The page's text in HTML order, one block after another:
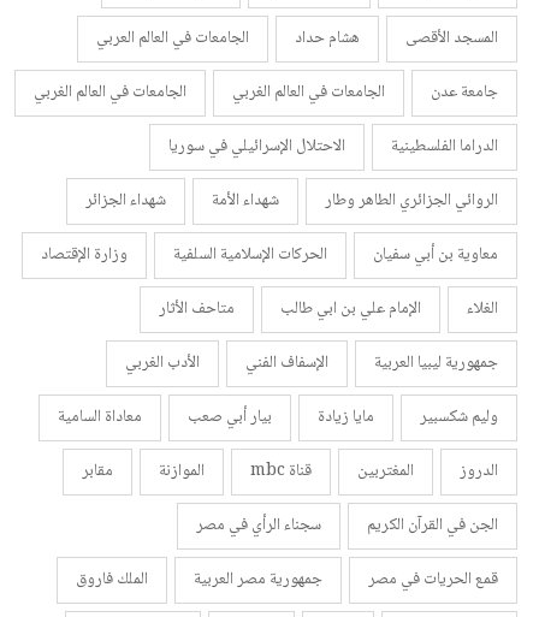
المسجد الأقصى
هشام حداد
الجامعات في العالم العربي
جامعة عدن
الجامعات في العالم الغربي
الجامعات في العالم الغربي
الدراما الفلسطينية
الاحتلال الإسرائيلي في سوريا
الروائي الجزائري الطاهر وطار
شهداء الأمة
شهداء الجزائر
معاوية بن أبي سفيان
الحركات الإسلامية السلفية
وزارة الإقتصاد
الغلاء
الإمام علي بن ابي طالب
متاحف الأثار
جمهورية ليبيا العربية
الإسفاف الفني
الأدب الغربي
وليم شكسبير
مايا زيادة بيار أبي صعب
معاداة السامية
الدروز
المغتربين قناة mbc الموازنة
مقابر
الجن في القرآن الكريم
سجناء الرأي في مصر
قمع الحريات في مصر
جمهورية مصر العربية
الملك فاروق